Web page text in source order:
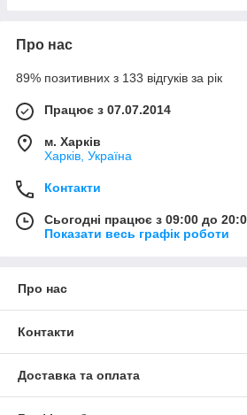
Про нас
89% позитивних з 133 відгуків за рік
Працює з 07.07.2014
м. Харків
Харків, Україна
Контакти
Сьогодні працює з 09:00 до
Показати весь графік роботи
Про нас
Контакти
Доставка та оплата